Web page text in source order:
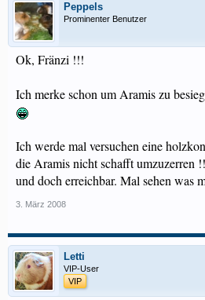
Peppels
Prominenter Benutzer
Ok, Fränzi !!!
Ich merke schon um Aramis zu
Ich werde mal versuchen eine
die Aramis nicht schafft umzuzerren
und doch erreichbar. Mal sehen was
3. März 2008
Letti
VIP-User
VIP